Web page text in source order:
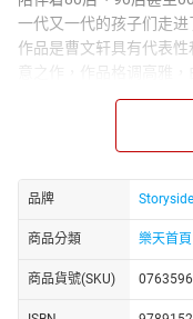
一代又一代的孩子们走
作品是曹文轩具有代表
意之作，作品格调高雅
也适合成人阅读；众多
奖。 © 2010 by Cao
by Jiangsu Children's
品牌 Storyside
商品分類 樂天首頁
商品貨號(SKU)